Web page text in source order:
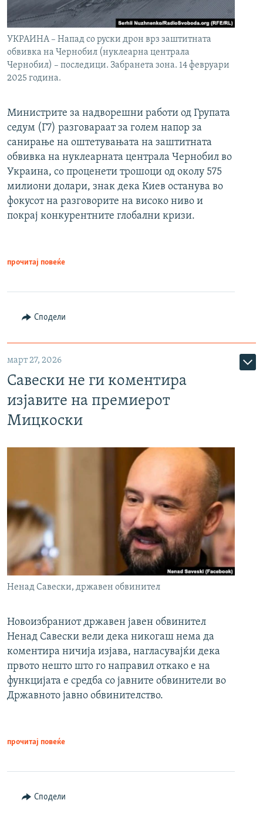
УКРАИНА – Напад со руски дрон врз заштитната
обвивка на Чернобил (нуклеарна централа
Чернобил) – последици. Забранета зона. 14 февруари
2025 година.
Министрите за надворешни работи од Групата
седум (Г7) разговараат за голем напор за
санирање на оштетувањата на заштитната
обвивка на нуклеарната централа Чернобил во
Украина, со проценети трошоци од околу 575
милиони долари, знак дека Киев останува во
фокусот на разговорите на високо ниво и
покрај конкурентните глобални кризи.
прочитај повеќе
Сподели
март 27, 2026
Савески не ги коментира
изјавите на премиерот
Мицкоски
Ненад Савески, државен обвинител
Новоизбраниот државен јавен обвинител
Ненад Савески вели дека никогаш нема да
коментира ничија изјава, нагласувајќи дека
првото нешто што го направил откако е на
функцијата е средба со јавните обвинители во
Државното јавно обвинителство.
прочитај повеќе
Сподели